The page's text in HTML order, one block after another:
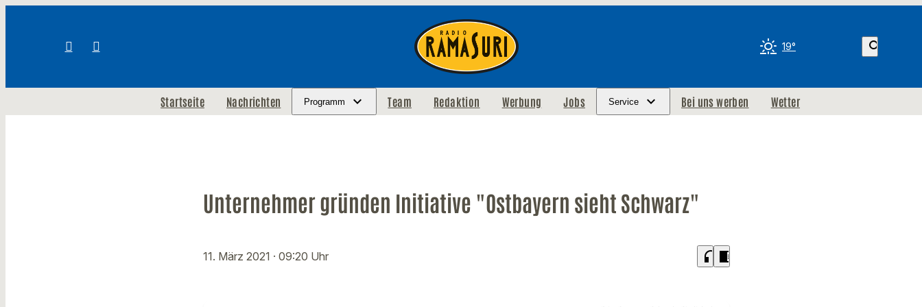
19° search
Startseite Nachrichten Programm Team Redaktion Werbung Jobs Service Bei uns werben Wetter
Unternehmer gründen Initiative "Ostbayern sieht Schwarz"
11. März 2021 · 09:20 Uhr headphones chrome_reader_mode